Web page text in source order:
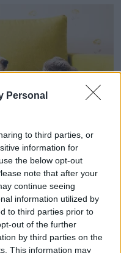
Personal
to third parties, or
information for
the below opt-out
note that after your
continue seeing
information utilized by
to third parties prior to
out of the further
by third parties on the
This information may
unikaj –